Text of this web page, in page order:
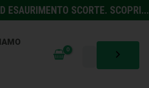
ESAURIMENTO SCORTE. SCOPRI...